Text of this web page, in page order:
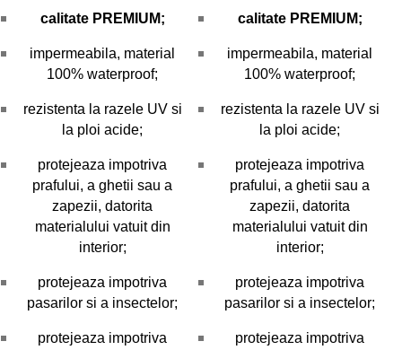
calitate PREMIUM;
impermeabila, material
100% waterproof;
rezistenta la razele UV si
la ploi acide;
protejeaza impotriva
prafului, a ghetii sau a
zapezii, datorita
materialului vatuit din
interior;
protejeaza impotriva
pasarilor si a insectelor;
protejeaza impotriva
calitate PREMIUM;
impermeabila, material
100% waterproof;
rezistenta la razele UV si
la ploi acide;
protejeaza impotriva
prafului, a ghetii sau a
zapezii, datorita
materialului vatuit din
interior;
protejeaza impotriva
pasarilor si a insectelor;
protejeaza impotriva